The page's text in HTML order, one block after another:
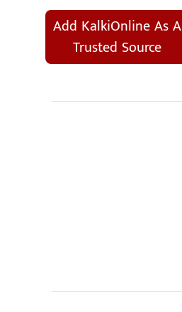
Add KalkiOnline As A
Trusted Source